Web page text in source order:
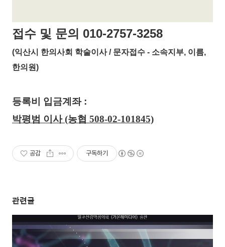
접수 및 문의 010-2757-3258
(익산시 한의사회 학술이사 / 문자접수 - 소속지부, 이름,
한의원)
등록비 입금계좌 :
박평범 이사 (농협 508-02-101845)
공감 구독하기
관련글